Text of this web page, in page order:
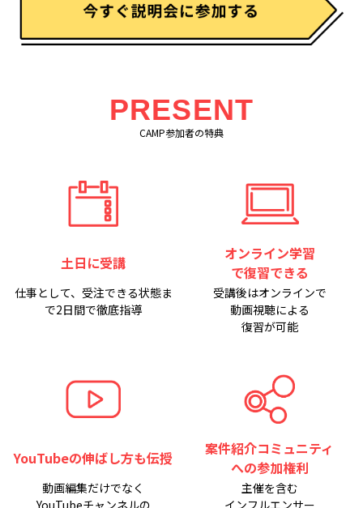
PRESENT
CAMP参加者の特典
土日に受講
仕事として、受注できる状態ま
で2日間で徹底指導
オンライン学習
で復習できる
受講後はオンラインで
動画視聴による
復習が可能
YouTubeの伸ばし方も伝授
動画編集だけでなく
案件紹介コミュニティ
への参加権利
主催を含む